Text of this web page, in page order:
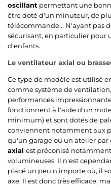
oscillant permettant une
être doté d'un minuteur, de
télécommande... N'ayant pas
sécurisant, en particulier pour
d'enfants.
Le ventilateur axial ou
Ce type de modèle est utilisé
comme système de
performances
fonctionnent à l'aide d'un
minimum) et sont dotés de
conviennent notamment aux
qu'un garage ou un atelier par
axial est préconisé
volumineuses. Il n'est
placé un peu n'importe où, il
axe. Il est donc très efficace,